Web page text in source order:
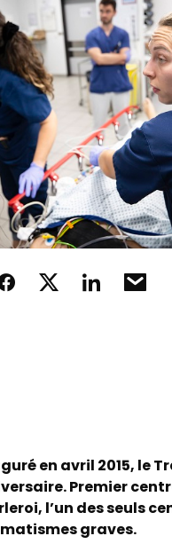
en avril 2015, le
Premier
l’un des seuls
graves.